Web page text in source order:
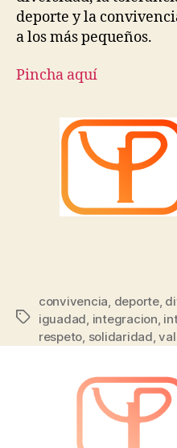
deporte y la
a los más pequeños.
Pincha aquí
convivencia, deporte,
iguadad, integracion,
respeto, solidaridad,